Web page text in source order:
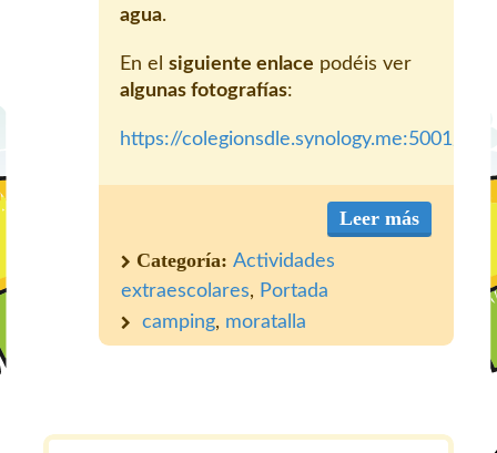
agua.
En el siguiente enlace podéis ver
algunas fotografías:
https://colegionsdle.synology.me:5001/
Leer más
Categoría: Actividades
extraescolares, Portada
camping, moratalla